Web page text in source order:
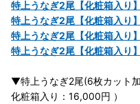
特上うなぎ2尾【化粧箱入り
特上うなぎ2尾【化粧箱入り
特上うなぎ2尾【化粧箱入り
特上うなぎ2尾【化粧箱入り
▼特上うなぎ2尾(6枚カッ
化粧箱入り：16,000円 ）